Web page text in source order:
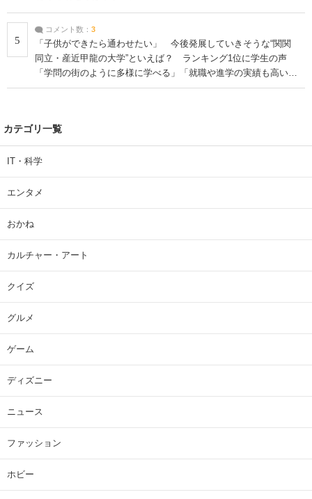
5
コメント数： 3
「子供ができたら通わせたい」 今後発展していきそうな“関関
同立・産近甲龍の大学”といえば？ ランキング1位に学生の声
「学問の街のように多様に学べる」「就職や進学の実績も高い」
| 大学 ねとらぼリサーチ
カテゴリ一覧
IT・科学
エンタメ
おかね
カルチャー・アート
クイズ
グルメ
ゲーム
ディズニー
ニュース
ファッション
ホビー